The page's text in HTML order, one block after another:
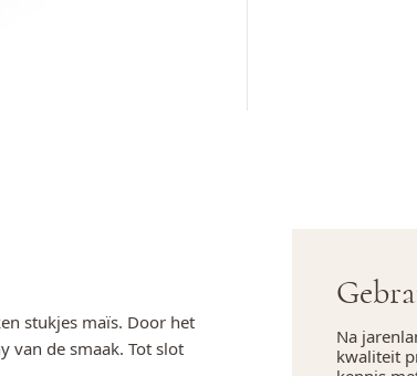
stukjes maïs. Door het
van de smaak. Tot slot
Na
kwaliteit